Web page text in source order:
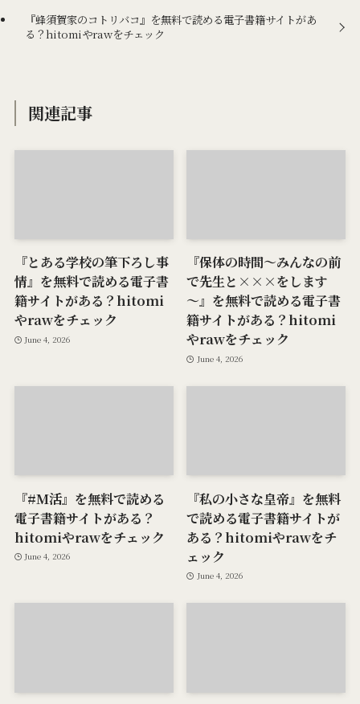
『蜂須賀家のコトリバコ』を無料で読める電子書籍サイトがあ
る？hitomiやrawをチェック
関連記事
『とある学校の筆下ろし事
情』を無料で読める電子書
籍サイトがある？hitomi
やrawをチェック
June 4, 2026
『保体の時間～みんなの前
で先生と×××をします
～』を無料で読める電子書
籍サイトがある？hitomi
やrawをチェック
June 4, 2026
『#M活』を無料で読める
電子書籍サイトがある？
hitomiやrawをチェック
June 4, 2026
『私の小さな皇帝』を無料
で読める電子書籍サイトが
ある？hitomiやrawをチ
ェック
June 4, 2026